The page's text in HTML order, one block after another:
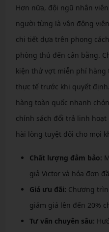
Hơn nữa, đội ngũ nhân
người từng là vận động
chi tiết dựa trên phong
phòng thủ đến cân bằng.
kiện thử vợt miễn phí
thực tế trước khi quyết
hàng toàn quốc nhanh
chính sách đổi trả linh hoạt
hài lòng tuyệt đối cho mọi
Chất lượng đảm bảo:
giả Victor và hóa đơn
Giá ưu đãi: Chương
giảm giá lên đến 20%
Tư vấn chuyên sâu: